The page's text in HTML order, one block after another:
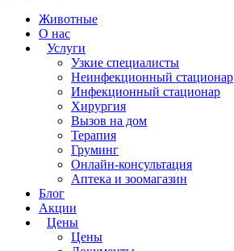
Животные
О нас
Услуги
Узкие специалисты
Неинфекционный стационар
Инфекционный стационар
Хирургия
Вызов на дом
Терапия
Груминг
Онлайн-консультация
Аптека и зоомагазин
Блог
Акции
Цены
Цены